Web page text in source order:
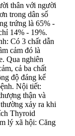
thân với người
trong dân số
trứng là 65% -
14% - 19%.
Có 3 chất dẫn
cảm đó là
Qua nghiên
cả ba chất
độ đáng kể
Nội tiết:
thận và
xảy ra khi
Thyroid
lý xã hội: Căng